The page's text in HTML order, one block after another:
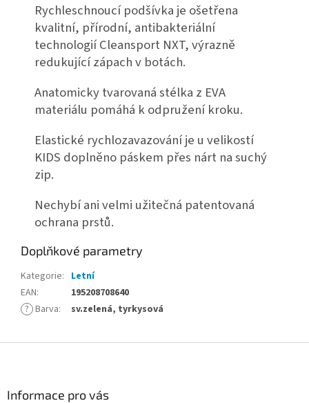
Rychleschnoucí podšívka je ošetřena
kvalitní, přírodní, antibakteriální
technologií Cleansport NXT, výrazně
redukující zápach v botách.
Anatomicky tvarovaná stélka z EVA
materiálu pomáhá k odpružení kroku.
Elastické rychlozavazování je u velikostí
KIDS doplněno páskem přes nárt na suchý
zip.
Nechybí ani velmi užitečná patentovaná
ochrana prstů.
Doplňkové parametry
Kategorie: Letní
EAN:
195208708640
? Barva: sv.zelená, tyrkysová
Informace pro vás